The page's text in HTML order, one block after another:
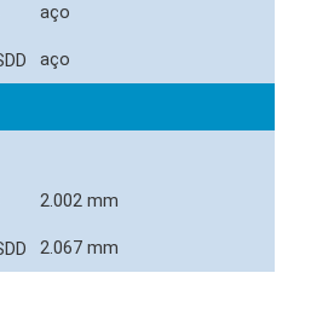
aço
aço
2.002 mm
2.067 mm